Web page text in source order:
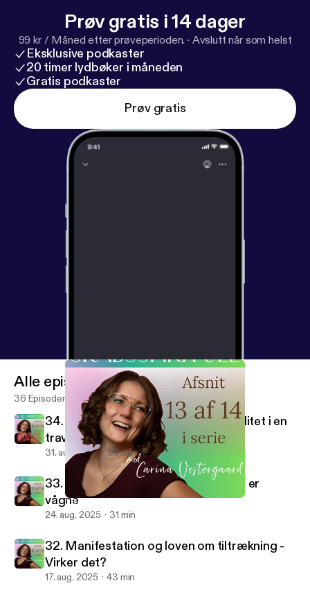
hjemmesiden:https://www.carinavestergaard.com
https://www.carinavestergaard.com] Spiritualitet
handler ikke om at ”nå i mål” – men om at turde være
ægte hele vejen.
Prøv gratis i 14 dager
99 kr / Måned etter prøveperioden. · Avslutt når som helst
Eksklusive podkaster
20 timer lydbøker i måneden
Gratis podkaster
Prøv gratis
33. Det spirituelle ego - Når vi tror vi er vågne
Skabsspirituel
Alle episoder
36 Episoder
34. Hvordan integrerer man spiritualitet i en
travl hverdag
31. aug. 2025 20 min
33. Det spirituelle ego - Når vi tror vi er
vågne
24. aug. 2025 31 min
32. Manifestation og loven om tiltrækning -
Virker det?
17. aug. 2025 43 min